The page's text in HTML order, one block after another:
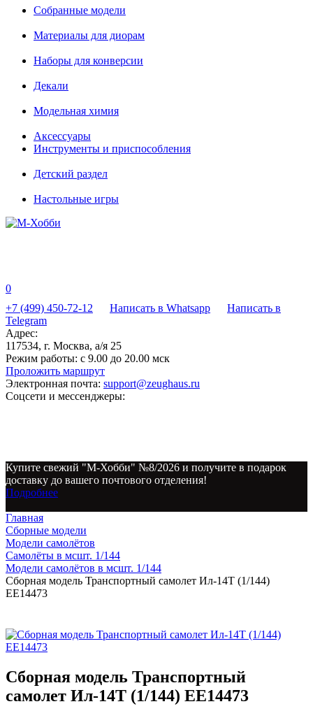
Собранные модели
Материалы для диорам
Наборы для конверсии
Декали
Модельная химия
Аксессуары
Инструменты и приспособления
Детский раздел
Настольные игры
0
+7 (499) 450-72-12
Написать в Whatsapp
Написать в
Telegram
Адрес:
117534, г. Москва, а/я 25
Режим работы: с 9.00 до 20.00 мск
Проложить маршрут
Электронная почта: support@zeughaus.ru
Соцсети и мессенджеры:
Купите свежий "М-Хобби" №8/2026 и получите в подарок
доставку до вашего почтового отделения!
Подробнее
Главная
Сборные модели
Модели самолётов
Самолёты в мсшт. 1/144
Модели самолётов в мсшт. 1/144
Сборная модель Транспортный самолет Ил-14Т (1/144)
EE14473
Сборная модель Транспортный
самолет Ил-14Т (1/144) EE14473